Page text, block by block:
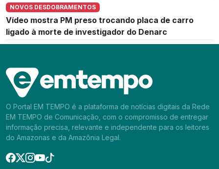
NOVOS DESDOBRAMENTOS
Vídeo mostra PM preso trocando placa de carro
ligado à morte de investigador do Denarc
O Portal EM TEMPO é a plataforma de notícias digitais da Rede
EM TEMPO de Comunicação, com o compromisso de entregar
informação precisa, relevante e independente para os leitores
do Amazonas e da Amazônia Legal.